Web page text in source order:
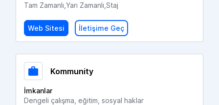
Tam Zamanlı,Yarı Zamanlı,Staj
Web Sitesi İletişime Geç
Kommunity
İmkanlar
Dengeli çalışma, eğitim, sosyal haklar